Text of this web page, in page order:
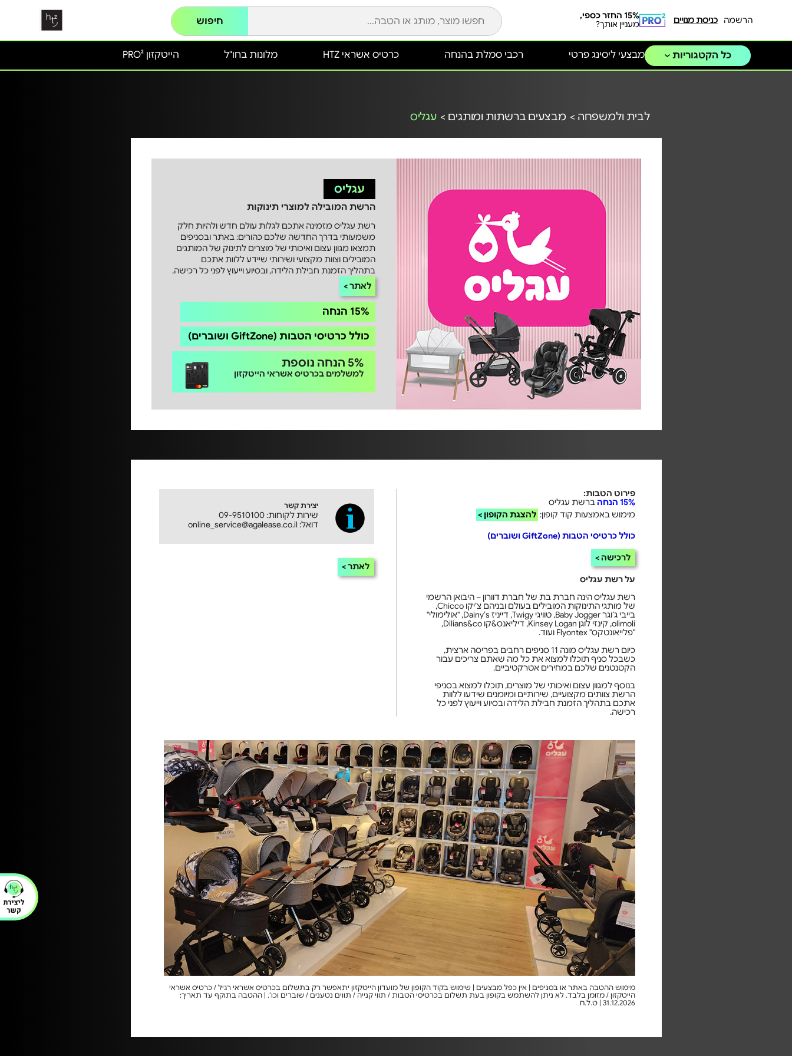
הרשמה כניסת מנויים
15% החזר כספי,
מעניין אותך?
חיפוש
כל הקטגוריות הייטקזון PRO² מלונות בחו"ל כרטיס אשראי HTZ מבצעי ליסינג פרטי רכבי סמלת בהנחה
לבית ולמשפחה > מבצעים ברשתות ומותגים > עגליס
עגליס
הרשת המובילה למוצרי תינוקות
רשת עגליס מזמינה אתכם לגלות עולם חדש ולהיות חלק
משמעותי בדרך החדשה שלכם כהורים: באתר ובסניפים
תמצאו מגוון עצום ואיכותי של מוצרים לתינוק של המותגים
המובילים וצוות מקצועי ושירותי שיידע ללוות אתכם
בתהליך הזמנת חבילת הלידה, ובסיוע וייעוץ לפני כל רכישה.
לאתר
15% הנחה
כולל כרטיסי הטבות (GiftZone ושוברים)
5% הנחה נוספת
למשלמים בכרטיס אשראי הייטקזון
פירוט הטבות:
15% הנחה
ברשת עגליס
מימוש באמצעות קוד קופון: להצגת הקופון >
כולל כרטיסי הטבות (GiftZone ושוברים)
לרכישה
על רשת עגליס
רשת עגליס הינה חברת בת של חברת דוורון – היבואן הרשמי
של מותגי התינוקות המובילים בעולם ובניהם צ’יקו Chicco,
בייבי ג’וגר Baby Jogger, טוויגי Twigy, דייניז Dainy’s, "אולימולי"
olimoli, קינזי לוגן Kinsey Logan, דיליאנס&קו Dilians&co,
"פלייאונטקס" Flyontex ועוד.
כיום רשת עגליס מונה 11 סניפים רחבים בפריסה ארצית,
כשבכל סניף תוכלו למצוא את כל מה שאתם צריכים עבור
הקטנטנים שלכם במחירים אטרקטיביים.
בנוסף למגוון עצום ואיכותי של מוצרים, תוכלו למצוא בסניפי
הרשת צוותים מקצועיים, שירותיים ומיומנים שידעו ללוות
אתכם בתהליך הזמנת חבילת הלידה ובסיוע וייעוץ לפני כל
רכישה.
יצירת קשר
שירות לקוחות: 09-9510100
דואל: online_service@agalease.co.il
לאתר
מימוש ההטבה באתר או בסניפים | אין כפל מבצעים | שימוש בקוד הקופון של מועדון הייטקזון יתאפשר רק בתשלום בכרטיס אשראי רגיל / כרטיס אשראי
הייטקזון / מזומן בלבד. לא ניתן להשתמש בקופון בעת תשלום בכרטיסי הטבות / תווי קנייה / תווים נטענים / שוברים וכו’. | ההטבה בתוקף עד תאריך:
31.12.2026 | ט.ל.ח